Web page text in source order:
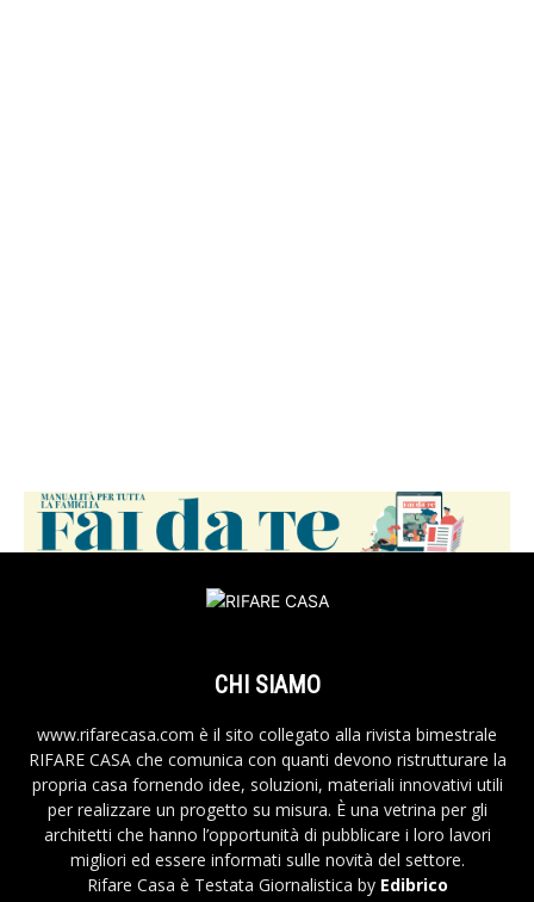
CHI SIAMO
www.rifarecasa.com è il sito collegato alla rivista bimestrale
RIFARE CASA che comunica con quanti devono ristrutturare la
propria casa fornendo idee, soluzioni, materiali innovativi utili
per realizzare un progetto su misura. È una vetrina per gli
architetti che hanno l’opportunità di pubblicare i loro lavori
migliori ed essere informati sulle novità del settore.
Rifare Casa è Testata Giornalistica by Edibrico